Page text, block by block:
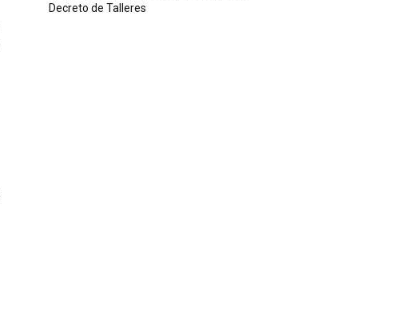
Decreto de Talleres